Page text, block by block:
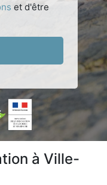
et d'être
à Ville-